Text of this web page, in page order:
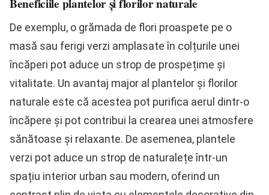
De exemplu, o grămada de flori proaspete pe o
masă sau ferigi verzi amplasate în colțurile unei
încăperi pot aduce un strop de prospețime și
vitalitate. Un avantaj major al plantelor și florilor
naturale este că acestea pot purifica aerul dintr-o
încăpere și pot contribui la crearea unei atmosfere
sănătoase și relaxante. De asemenea, plantele
verzi pot aduce un strop de naturalețe într-un
spațiu interior urban sau modern, oferind un